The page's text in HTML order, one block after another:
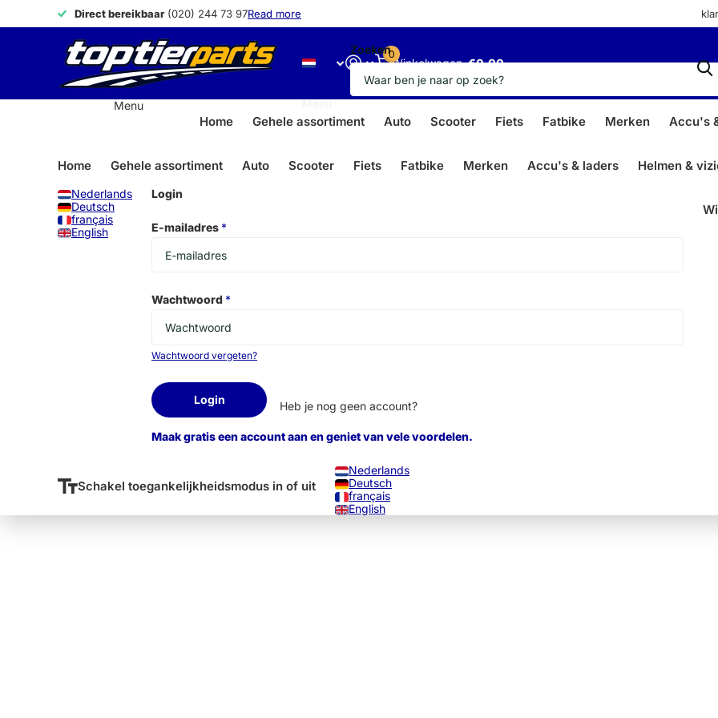
Direct bereikbaar(020) 244 73 97Read more
Direct bereikbaar
Zoeken
Menu
Winkelwagen
0
€0,00
Menu
Home Gehele assortiment Auto Scooter Fiets Fatbike Merken Accu's
Home Gehele assortiment Auto Scooter Fiets Fatbike Merken Accu's & laders Helmen &
Nederlands
Deutsch
français
English
Login
E-mailadres *
Wachtwoord *
Wachtwoord vergeten?
Login Heb je nog geen account?
Maak gratis een account aan en geniet van vele voordelen.
Schakel toegankelijkheidsmodus in of uit
Nederlands
Deutsch
français
English